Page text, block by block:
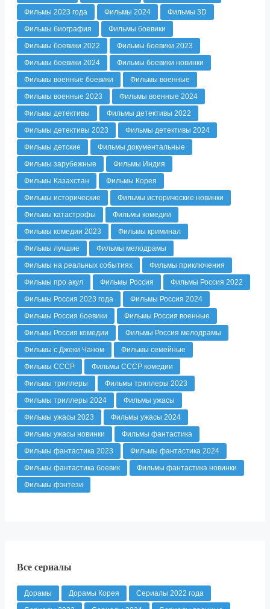
Фильмы 2023 года
Фильмы 2024
Фильмы 3D
Фильмы биография
Фильмы боевики
Фильмы боевики 2022
Фильмы боевики 2023
Фильмы боевики 2024
Фильмы боевики новинки
Фильмы военные боевики
Фильмы военные
Фильмы военные 2023
Фильмы военные 2024
Фильмы детективы
Фильмы детективы 2022
Фильмы детективы 2023
Фильмы детективы 2024
Фильмы детские
Фильмы документальные
Фильмы зарубежные
Фильмы Индия
Фильмы Казахстан
Фильмы Корея
Фильмы исторические
Фильмы исторические новинки
Фильмы катастрофы
Фильмы комедии
Фильмы комедии 2023
Фильмы криминал
Фильмы лучшие
Фильмы мелодрамы
Фильмы на реальных событиях
Фильмы приключения
Фильмы про акул
Фильмы Россия
Фильмы Россия 2022
Фильмы Россия 2023 года
Фильмы Россия 2024
Фильмы Россия боевики
Фильмы Россия военные
Фильмы Россия комедии
Фильмы Россия мелодрамы
Фильмы с Джеки Чаном
Фильмы семейные
Фильмы СССР
Фильмы СССР комедии
Фильмы триллеры
Фильмы триллеры 2023
Фильмы триллеры 2024
Фильмы ужасы
Фильмы ужасы 2023
Фильмы ужасы 2024
Фильмы ужасы новинки
Фильмы фантастика
Фильмы фантастика 2023
Фильмы фантастика 2024
Фильмы фантастика боевик
Фильмы фантастика новинки
Фильмы фэнтези
Все сериалы
Дорамы Дорамы Корея
Сериалы 2022 года